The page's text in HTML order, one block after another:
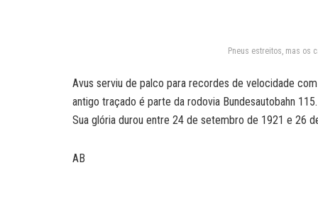
Pneus estreitos, mas os
Avus serviu de palco para recordes de velocidade
antigo traçado é parte da rodovia Bundesautobahn
Sua glória durou entre 24 de setembro de 1921 e 26
AB